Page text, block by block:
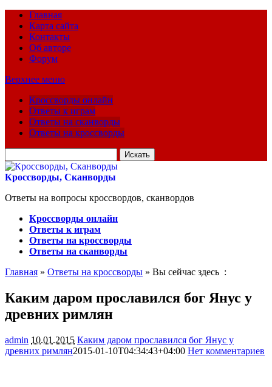
Главная
Карта сайта
Контакты
Об авторе
Форум
Верхнее меню
Кроссворды онлайн
Ответы к играм
Ответы на сканворды
Ответы на кроссворды
для:
Кроссворды, Сканворды
Ответы на вопросы кроссвордов, сканвордов
Кроссворды онлайн
Ответы к играм
Ответы на кроссворды
Ответы на сканворды
Главная » Ответы на кроссворды » Вы сейчас здесь :
Каким даром прославился бог Янус у
древних римлян
admin 10.01.2015 Каким даром прославился бог Янус у
древних римлян2015-01-10T04:34:43+04:00 Нет комментариев